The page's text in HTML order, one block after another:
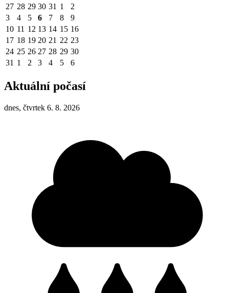
27 28 29 30 31 1
2
3
4 5 6 7 8
9
10 11 12 13 14 15 16
17 18 19 20 21 22 23
24 25 26 27 28 29 30
31 1 2 3 4 5 6
Aktuální počasí
dnes, čtvrtek 6. 8. 2026